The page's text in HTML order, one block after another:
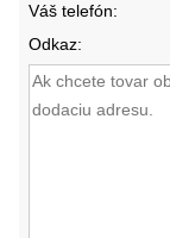
Váš telefón:
Odkaz: